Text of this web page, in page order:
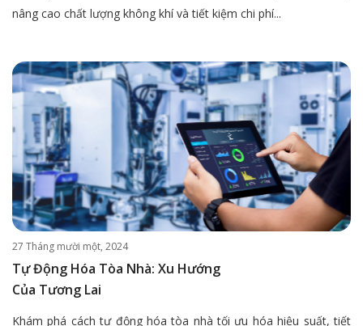
nâng cao chất lượng không khí và tiết kiệm chi phí...
27 Tháng mười một, 2024
Tự Động Hóa Tòa Nhà: Xu Hướng
Của Tương Lai
Khám phá cách tự động hóa tòa nhà tối ưu hóa hiệu suất, tiết